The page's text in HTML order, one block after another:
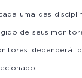
uma das
de seus
dependerá